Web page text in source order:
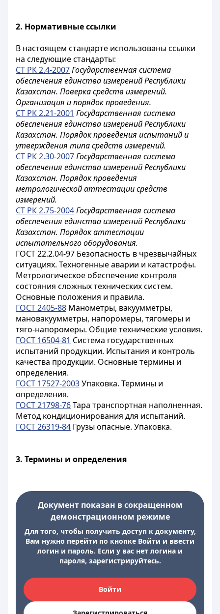
2. Нормативные ссылки
В настоящем стандарте использованы ссылки
на следующие стандарты:
СТ РК 2.4-2007Государственная система
обеспечения единства измерений Республики
Казахстан. Поверка средств измерений.
Организация и порядок проведения.
СТ РК 2.21-2001 Государственная система
обеспечения единства измерений Республики
Казахстан. Порядок проведения испытаний и
утверждения типа средств измерений.
СТ РК 2.30-2007Государственная система
обеспечения единства измерений Республики
Казахстан. Порядок проведения
метрологической аттестации средств
измерений.
СТ РК 2.75-2004Государственная система
обеспечения единства измерений Республики
Казахстан. Порядок аттестации
испытательного оборудования.
ГОСТ 22.2.04-97 Безопасность в чрезвычайных
ситуациях. Техногенные аварии и катастрофы.
Метрологическое обеспечение контроля
состояния сложных технических систем.
Основные положения и правила.
ГОСТ 2405-88 Манометры, вакуумметры,
мановакуумметры, напоромеры, тягомеры и
тяго-напоромеры. Общие технические условия.
ГОСТ 16504-81 Система государственных
испытаний продукции. Испытания и контроль
качества продукции. Основные термины и
определения.
ГОСТ 17527-2003Упаковка. Термины и
определения.
ГОСТ 21798-76Тара транспортная наполненная.
Метод кондиционирования для испытаний.
ГОСТ 26319-84 Грузы опасные. Упаковка.
3. Термины и определения
Документ показан в сокращенном
демонстрационном режиме
Для того, чтобы получить доступ к документу,
Вам нужно перейти по кнопке Войти и ввести
логин и пароль. Если у вас нет логина и
пароля, зарегистрируйтесь.
Войти